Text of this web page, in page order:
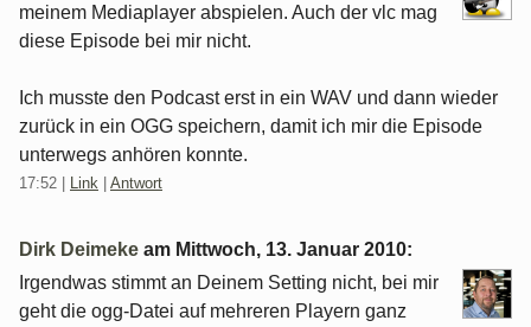
meinem Mediaplayer abspielen. Auch der vlc mag
diese Episode bei mir nicht.
Ich musste den Podcast erst in ein WAV und dann wieder
zurück in ein OGG speichern, damit ich mir die Episode
unterwegs anhören konnte.
17:52 | Link | Antwort
Dirk Deimeke am Mittwoch, 13. Januar 2010:
Irgendwas stimmt an Deinem Setting nicht, bei mir
geht die ogg-Datei auf mehreren Playern ganz